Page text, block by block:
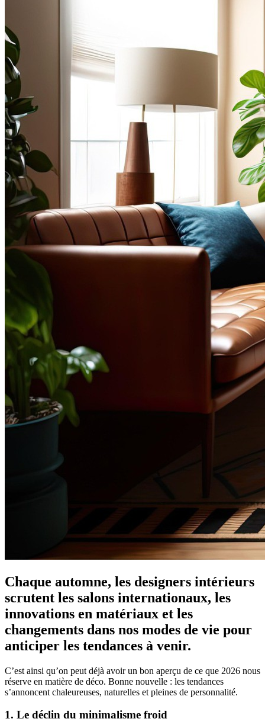
Chaque automne, les designers intérieurs
scrutent les salons internationaux, les
innovations en matériaux et les
changements dans nos modes de vie pour
anticiper les tendances à venir.
C’est ainsi qu’on peut déjà avoir un bon aperçu de ce que 2026 nous
réserve en matière de déco. Bonne nouvelle : les tendances
s’annoncent chaleureuses, naturelles et pleines de personnalité.
1. Le déclin du minimalisme froid